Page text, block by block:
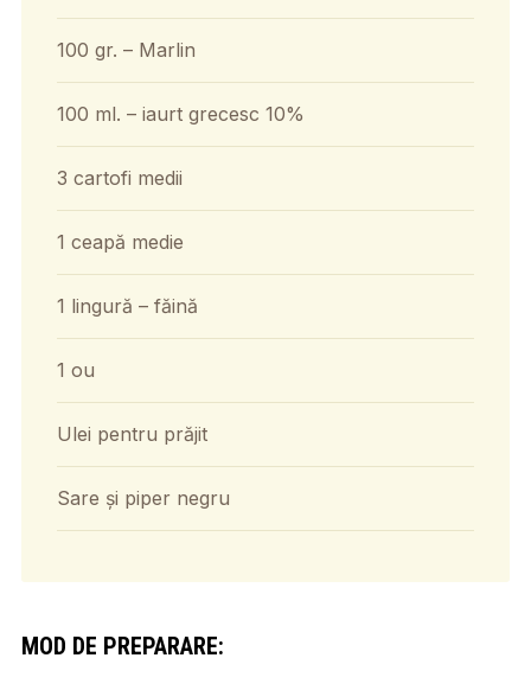
100 gr. – Marlin
100 ml. – iaurt grecesc 10%
3 cartofi medii
1 ceapă medie
1 lingură – făină
1 ou
Ulei pentru prăjit
Sare și piper negru
MOD DE PREPARARE: